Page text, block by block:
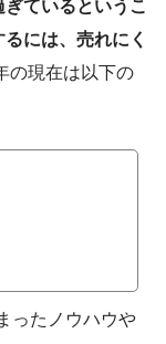
ているというこ
には、売れにく
の現在は以下の
ったノウハウや